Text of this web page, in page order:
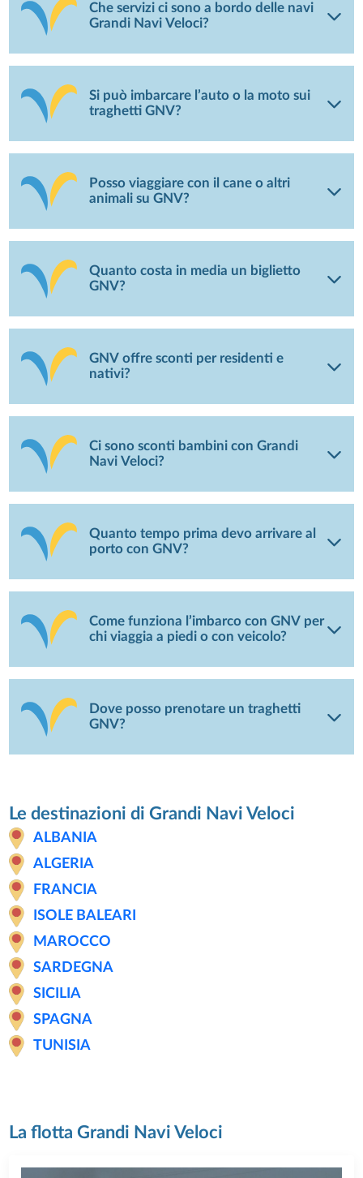
Che servizi ci sono a bordo delle navi
Grandi Navi Veloci?
Si può imbarcare l’auto o la moto sui
traghetti GNV?
Posso viaggiare con il cane o altri
animali su GNV?
Quanto costa in media un biglietto
GNV?
GNV offre sconti per residenti e
nativi?
Ci sono sconti bambini con Grandi
Navi Veloci?
Quanto tempo prima devo arrivare al
porto con GNV?
Come funziona l’imbarco con GNV per
chi viaggia a piedi o con veicolo?
Dove posso prenotare un traghetti
GNV?
Le destinazioni di Grandi Navi Veloci
ALBANIA
ALGERIA
FRANCIA
ISOLE BALEARI
MAROCCO
SARDEGNA
SICILIA
SPAGNA
TUNISIA
La flotta Grandi Navi Veloci